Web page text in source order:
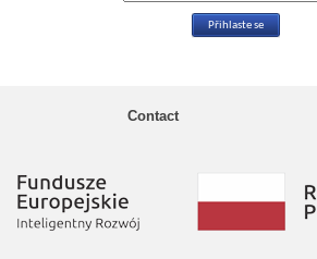
Contact